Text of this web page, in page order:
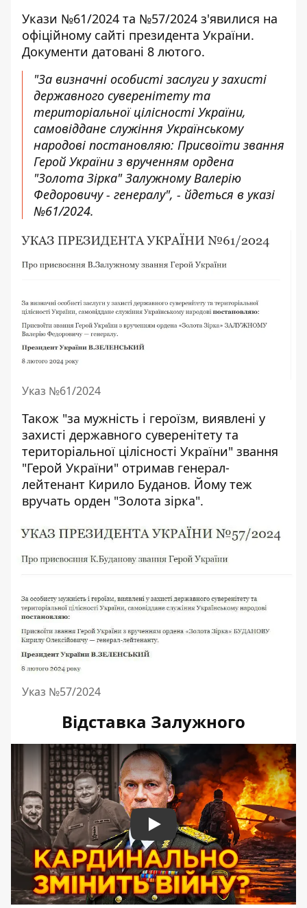
Укази №61/2024 та №57/2024 з'явилися на
офіційному сайті президента України.
Документи датовані 8 лютого.
"За визначні особисті заслуги у захисті
державного суверенітету та
територіальної цілісності України,
самовіддане служіння Українському
народові постановляю: Присвоїти звання
Герой України з врученням ордена
"Золота Зірка" Залужному Валерію
Федоровичу - генералу", - йдеться в указі
№61/2024.
Указ №61/2024
Також "за мужність і героїзм, виявлені у
захисті державного суверенітету та
територіальної цілісності України" звання
"Герой України" отримав генерал-
лейтенант Кирило Буданов. Йому теж
вручать орден "Золота зірка".
Указ №57/2024
Відставка Залужного
Play